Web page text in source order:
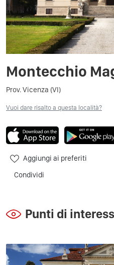
Montecchio
Prov. Vicenza (VI)
Vuoi dare risalto a questa località?
Aggiungi ai preferiti
Condividi
Punti di